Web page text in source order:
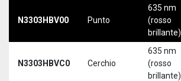
N3303HBV00 Punto
635 nm
(rosso
brillante)
N3303HBVC0 Cerchio
635 nm
(rosso
brillante)